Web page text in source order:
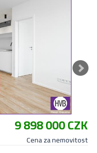
9 898 000 CZK
Cena za nemovitost